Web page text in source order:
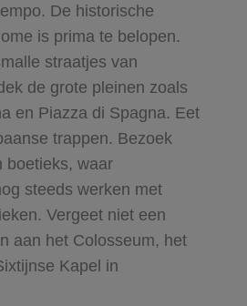
De historische
is prima te belopen.
straatjes van
de grote pleinen zoals
en Piazza di Spagna. Eet
trappen. Bezoek
boetieks, waar
steeds werken met
Vergeet niet een
aan het Colosseum, het
Kapel in